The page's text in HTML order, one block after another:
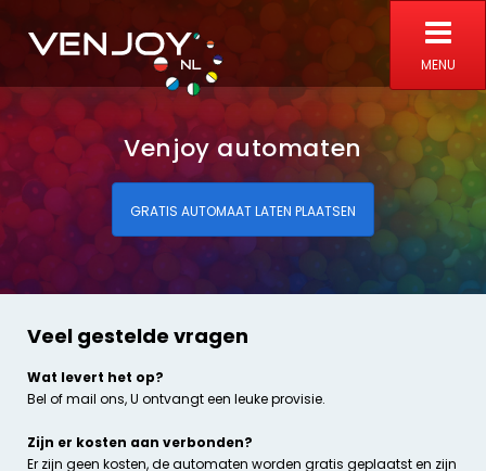
MENU
Venjoy automaten
GRATIS AUTOMAAT LATEN PLAATSEN
Veel gestelde vragen
Wat levert het op?
Bel of mail ons, U ontvangt een leuke provisie.
Zijn er kosten aan verbonden?
Er zijn geen kosten, de automaten worden gratis geplaatst en zijn